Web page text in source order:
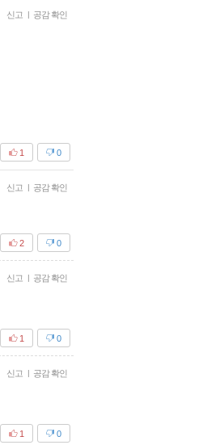
신고 | 공감 확인
0
1
신고 | 공감 확인
0
2
신고 | 공감 확인
0
1
신고 | 공감 확인
0
1